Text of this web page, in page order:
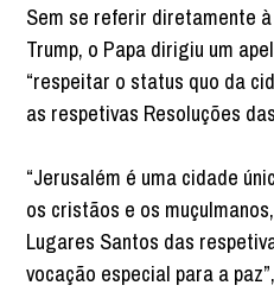
Sem se referir diretamente
Trump, o Papa dirigiu um
“respeitar o status quo da
as respetivas Resoluções
“Jerusalém é uma cidade
os cristãos e os
Lugares Santos das
vocação especial para a